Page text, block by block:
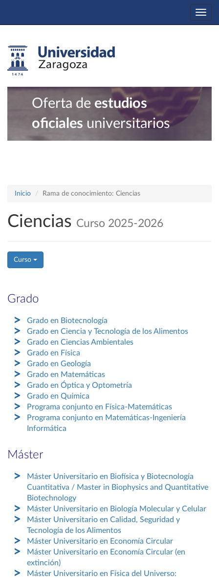
Oferta de estudios
oficiales universitarios
Inicio Rama de conocimiento: Ciencias
Ciencias Curso 2025-2026
Curso
Grado
Grado en Biotecnología
Grado en Ciencia y Tecnología de los Alimentos
Grado en Ciencias Ambientales
Grado en Física
Grado en Geología
Grado en Matemáticas
Grado en Óptica y Optometría
Grado en Química
Programa conjunto en Física-Matemáticas
Programa conjunto en Matemáticas-Ingeniería
Informática
Máster
Máster Universitario en Biofísica y Biotecnología
Cuantitativa / Master in Biophysics and Quantitative
Biotechnology
Máster Universitario en Biología Molecular y Celular
Máster Universitario en Calidad, Seguridad y
Tecnología de los Alimentos
Máster Universitario en Economía Circular
Máster Universitario en Economía Circular (en
extinción)
Máster Universitario en Física del Universo: